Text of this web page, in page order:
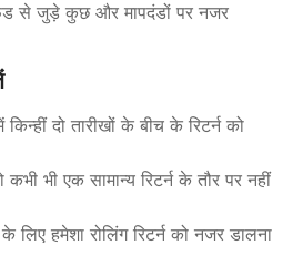
से जुड़े कुछ और मापदंडों पर नजर
किन्हीं दो तारीखों के बीच के रिटर्न को
कभी भी एक सामान्य रिटर्न के तौर पर नहीं
लिए हमेशा रोलिंग रिटर्न को नजर डालना